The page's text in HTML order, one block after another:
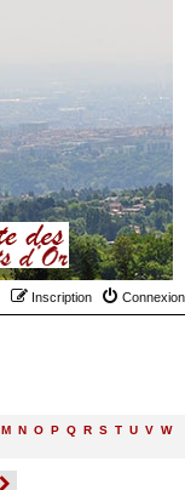
Connexion
Inscription
M N O P Q R S T U V W